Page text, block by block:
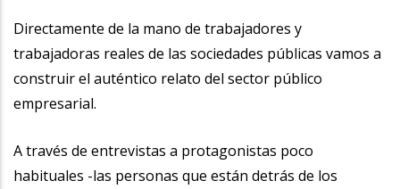
la
navegación
Directamente de la mano de trabajadores y
trabajadoras reales de las sociedades públicas vamos a
construir el auténtico relato del sector público
empresarial.
A través de entrevistas a protagonistas poco
habituales -las personas que están detrás de los